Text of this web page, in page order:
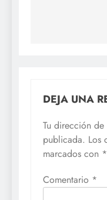
DEJA UNA
Tu dirección
publicada. Los
marcados con *
Comentario *